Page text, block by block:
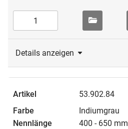
Details anzeigen
53.902.84
Indiumgrau
400 - 650 mm